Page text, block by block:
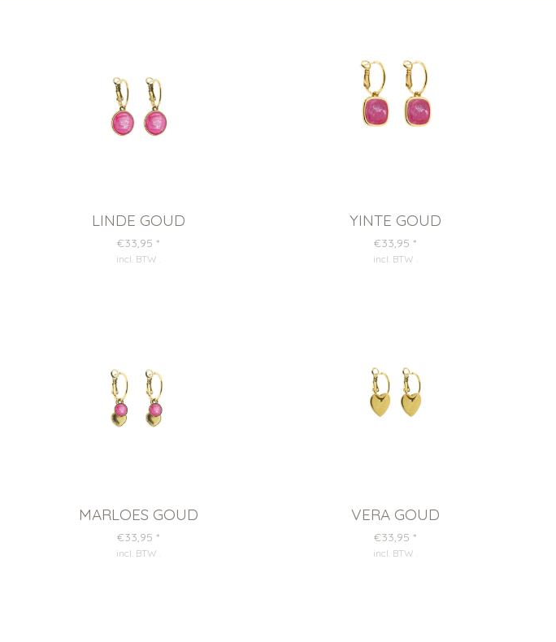
LINDE GOUD
€33,95 *
incl. BTW
YINTE GOUD
€33,95 *
incl. BTW
MARLOES GOUD
€33,95 *
incl. BTW
VERA GOUD
€33,95 *
incl. BTW